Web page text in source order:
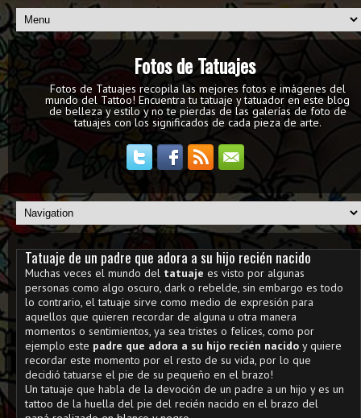
Fotos de Tatuajes
Fotos de Tatuajes recopila las mejores fotos e imágenes del
mundo del Tattoo! Encuentra tu tatuaje y tatuador en este blog
de belleza y estilo y no te pierdas de las galerías de foto de
tatuajes con los significados de cada pieza de arte.
Tatuaje de un padre que adora a su hijo recién nacido
Muchas veces el mundo del tatuaje es visto por algunas
personas como algo oscuro, dark o rebelde, sin embargo es todo
lo contrario, el tatuaje sirve como medio de expresión para
aquellos que quieren recordar de alguna u otra manera
momentos o sentimientos, ya sea tristes o felices, como por
ejemplo este padre que adora a su hijo recién nacido y quiere
recordar este momento por el resto de su vida, por lo que
decidió tatuarse el pie de su pequeño en el brazo!
Un tatuaje que habla de la devoción de un padre a un hijo y es un
tattoo de la huella del pie del recién nacido en el brazo del